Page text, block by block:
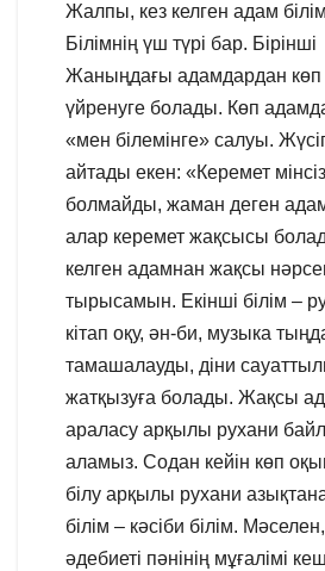
Жалпы, кез келген адам
Білімнің үш түрі бар.
Жаныңдағы адамдардан көп
үйренуге болады. Көп
«мен білемінге» салуы.
айтады екен: «Керемет
болмайды, жаман деген
алар керемет жақсысы
келген адамнан жақсы
тырысамын. Екінші білім –
кітап оқу, ән-би, музыка
тамашалауды, діни
жатқызуға болады. Жақсы
араласу арқылы рухани
аламыз. Содан кейін көп
білу арқылы рухани
білім – кәсіби білім.
әдебиеті пәнінің мұғалімі